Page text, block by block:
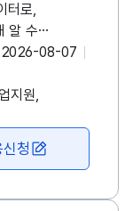
터로,
알 수
학교 1학년
상으로
서비스를
지원하는
2026-08-07
지원,
청